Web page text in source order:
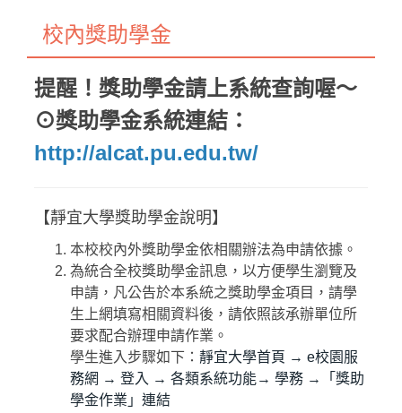
畢業專區
獎助學金
就學優待減免
行政院減免學雜費
學生團體保險
生活助學金
緊急紓困助學金
就學貸款
學生申訴服務
校內獎助學金
提醒！獎助學金請上系統查詢喔～
⊙獎助學金系統連結：
http://alcat.pu.edu.tw/
【靜宜大學獎助學金說明】
本校校內外獎助學金依相關辦法為申請依據。
為統合全校獎助學金訊息，以方便學生瀏覽及
申請，凡公告於本系統之獎助學金項目，請學
生上網填寫相關資料後，請依照該承辦單位所
要求配合辦理申請作業。
學生進入步驟如下： 靜宜大學首頁 → e校園服
務網 → 登入 → 各類系統功能→ 學務 →「獎助
學金作業」連結